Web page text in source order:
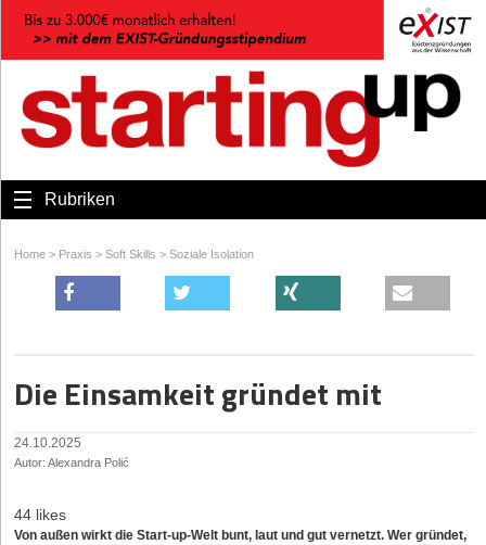
Rubriken
Home > Praxis > Soft Skills > Soziale Isolation
Die Einsamkeit gründet mit
24.10.2025
Autor: Alexandra Polić
44 likes
Von außen wirkt die Start-up-Welt bunt, laut und gut vernetzt. Wer gründet,